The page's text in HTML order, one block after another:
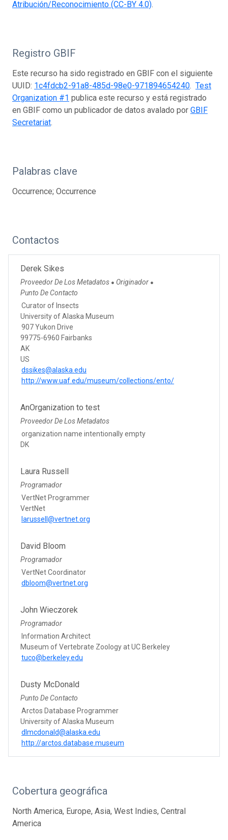
Atribución/Reconocimiento (CC-BY 4.0).
Registro GBIF
Este recurso ha sido registrado en GBIF con el siguiente
UUID: 1c4fdcb2-91a8-485d-98e0-971894654240. Test
Organization #1 publica este recurso y está registrado
en GBIF como un publicador de datos avalado por GBIF
Secretariat.
Palabras clave
Occurrence; Occurrence
Contactos
Derek Sikes
Proveedor De Los Metadatos ● Originador ●
Punto De Contacto
Curator of Insects
University of Alaska Museum
907 Yukon Drive
99775-6960 Fairbanks
AK
US
dssikes@alaska.edu
http://www.uaf.edu/museum/collections/ento/
AnOrganization to test
Proveedor De Los Metadatos
organization name intentionally empty
DK
Laura Russell
Programador
VertNet Programmer
VertNet
larussell@vertnet.org
David Bloom
Programador
VertNet Coordinator
dbloom@vertnet.org
John Wieczorek
Programador
Information Architect
Museum of Vertebrate Zoology at UC Berkeley
tuco@berkeley.edu
Dusty McDonald
Punto De Contacto
Arctos Database Programmer
University of Alaska Museum
dlmcdonald@alaska.edu
http://arctos.database.museum
Cobertura geográfica
North America, Europe, Asia, West Indies, Central
America